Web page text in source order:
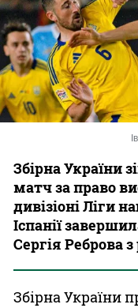
Збірна України
матч за право
дивізіоні Ліги
Іспанії
Сергія Реброва
Збірна України